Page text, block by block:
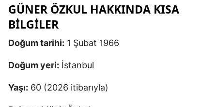
GÜNER ÖZKUL HAKKINDA KISA
BILGILER
Doğum tarihi: 1 Şubat 1966
Doğum yeri: İstanbul
Yaşı: 60 (2026 itibarıyla)